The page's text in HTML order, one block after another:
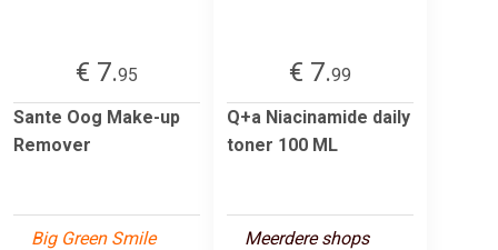
€ 7.95
Sante Oog Make-up
Remover
Big Green Smile
€ 7.99
Q+a Niacinamide daily
toner 100 ML
Meerdere shops